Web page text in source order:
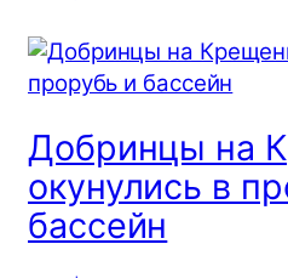
Добринцы на
окунулись в
бассейн